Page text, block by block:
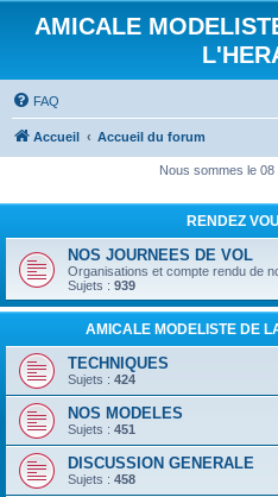
AMICALE
FAQ
Accueil Accueil du forum
Nous sommes le 08
RENDEZ
NOS JOURNEES DE VOL
Organisations et compte rendu de
Sujets : 939
AMICALE MODELISTE DE
TECHNIQUES
Sujets : 424
NOS MODELES
Sujets : 451
DISCUSSION GENERALE
Sujets : 458